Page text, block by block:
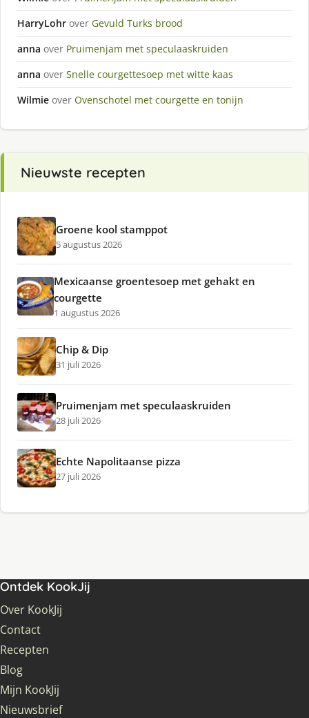
HarryLohr over Gevuld Turks brood
anna over Pruimenjam met speculaaskruiden
anna over Snelle courgettesoep met witte kaas
Wilmie over Ovenschotel met courgette en tonijn
Nieuwste recepten
Groene kool stamppot
5 augustus 2026
Mexicaanse groentesoep met gehakt en
courgette
1 augustus 2026
Chip & Dip
31 juli 2026
Pruimenjam met speculaaskruiden
28 juli 2026
Echte Napolitaanse pizza
27 juli 2026
Ontdek KookJij
Over KookJij
Contact
Recepten
Blog
Mijn KookJij
Nieuwsbrief